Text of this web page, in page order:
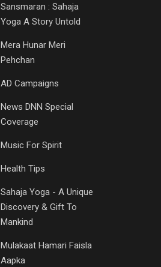
Sansmaran : Sahaja
Yoga A Story Untold
Mera Hunar Meri
Pehchan
AD Campaigns
News DNN Special
Coverage
Music For Spirit
Health Tips
Sahaja Yoga - A Unique
Discovery & Gift To
Mankind
Mulakaat Hamari Faisla
Aapka